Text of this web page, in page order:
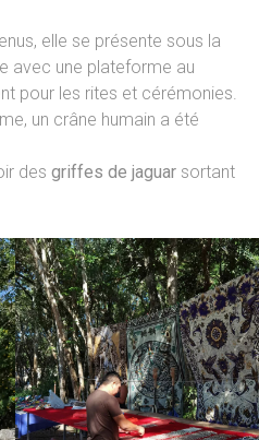
elle se présente sous la
avec une plateforme au
pour les rites et cérémonies.
un crâne humain a été
des griffes de jaguar sortant